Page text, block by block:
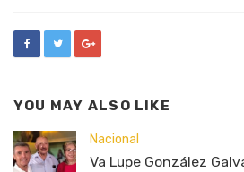
YOU MAY ALSO LIKE
Nacional
Va Lupe González